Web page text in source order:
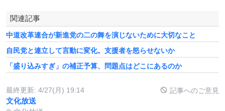
関連記事
中道改革連合が新進党の二の舞を演じないために大切なこと
自民党と連立して言動に変化。支援者を怒らせないか
「盛り込みすぎ」の補正予算、問題点はどこにあるのか
最終更新: 4/27(月) 19:14 記事へのご意見
文化放送